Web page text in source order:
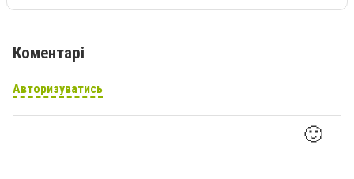
Коментарі
Авторизуватись
🙂